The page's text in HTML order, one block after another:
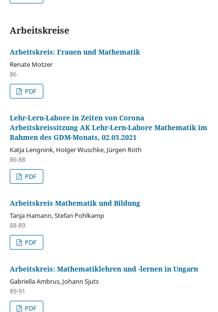
Arbeitskreise
Arbeitskreis: Frauen und Mathematik
Renate Motzer
86
PDF
Lehr-Lern-Labore in Zeiten von Corona
Arbeitskreissitzung AK Lehr-Lern-Labore Mathematik im
Rahmen des GDM-Monats, 02.03.2021
Katja Lengnink, Holger Wuschke, Jürgen Roth
86-88
PDF
Arbeitskreis Mathematik und Bildung
Tanja Hamann, Stefan Pohlkamp
88-89
PDF
Arbeitskreis: Mathematiklehren und -lernen in Ungarn
Gabriella Ambrus, Johann Sjuts
89-91
PDF